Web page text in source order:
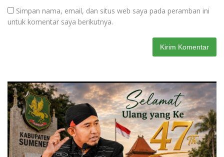
Simpan nama, email, dan situs web saya pada peramban ini
untuk komentar saya berikutnya.